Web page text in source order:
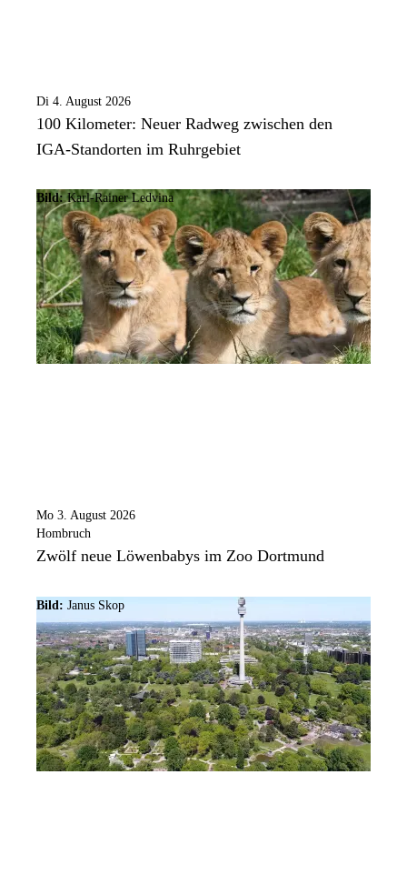
Di 4. August 2026
100 Kilometer: Neuer Radweg zwischen den
IGA-Standorten im Ruhrgebiet
Bild: Karl-Rainer Ledvina
Mo 3. August 2026
Hombruch
Zwölf neue Löwenbabys im Zoo Dortmund
Bild: Janus Skop